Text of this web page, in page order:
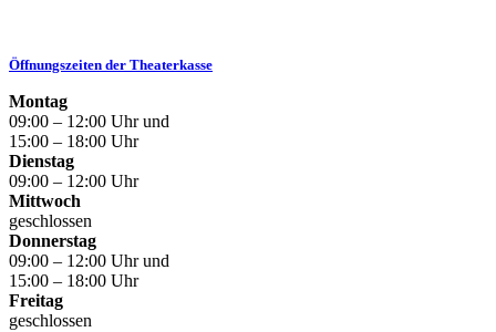
Öffnungszeiten der Theaterkasse
Montag
09:00 – 12:00 Uhr und
15:00 – 18:00 Uhr
Dienstag
09:00 – 12:00 Uhr
Mittwoch
geschlossen
Donnerstag
09:00 – 12:00 Uhr und
15:00 – 18:00 Uhr
Freitag
geschlossen